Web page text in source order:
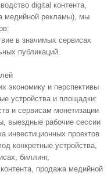
digital контента,
медийной рекламы), мы
в значимых сервисах
публикаций.
экономику и перспективы
устройства и площадки:
и сервисам монетизации
выездные рабочие сессии
инвестиционных проектов
конкретные устройства,
биллинг,
продажа медийной